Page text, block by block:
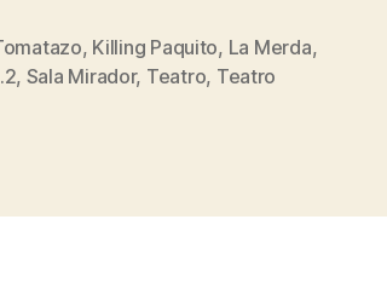
, Killing Paquito, La Merda,
, Sala Mirador, Teatro, Teatro